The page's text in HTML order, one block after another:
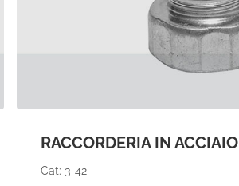
RACCORDERIA IN ACCIAIO
Cat: 3-42